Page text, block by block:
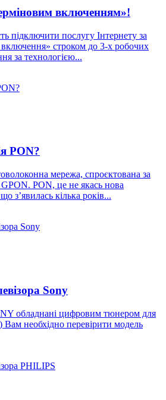
включенням»!
підключити послугу Інтернету за
строком до 3-х робочих
за технологією...
PON?
мережа, спроєктована за
PON, це не якась нова
з’явилась кілька років...
Sony
обладнані цифровим тюнером для
необхідно перевірити модель